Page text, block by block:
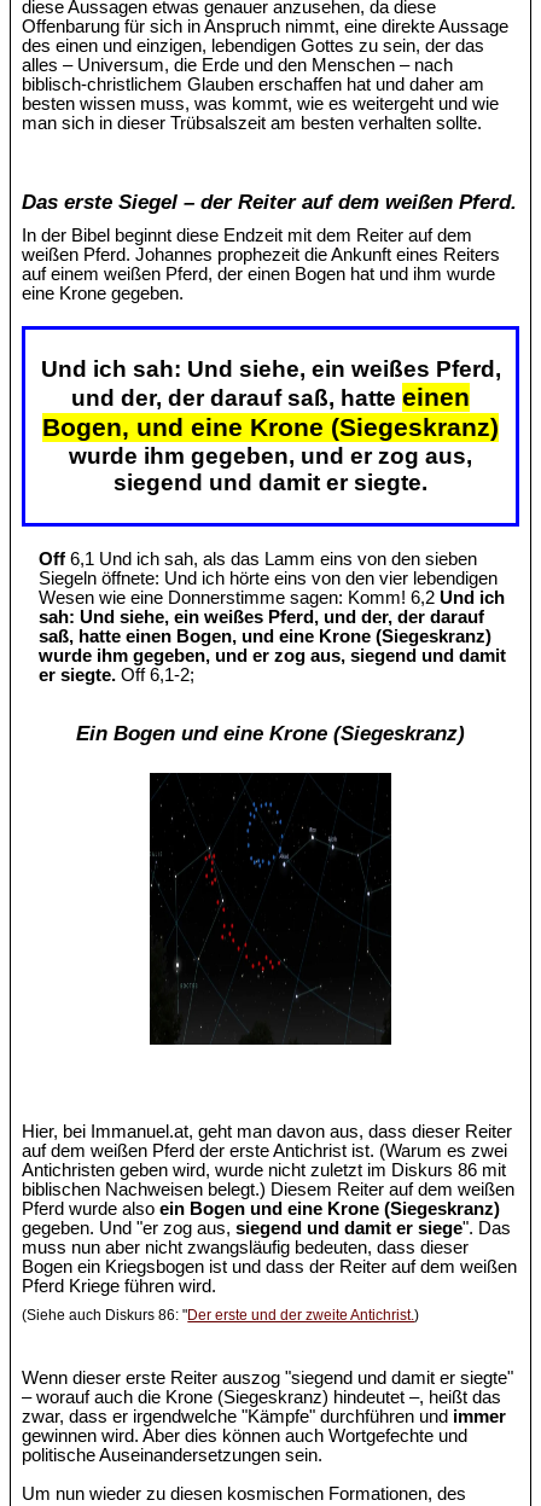
diese Aussagen etwas genauer anzusehen, da diese
Offenbarung für sich in Anspruch nimmt, eine direkte Aussage
des einen und einzigen, lebendigen Gottes zu sein, der das
alles – Universum, die Erde und den Menschen – nach
biblisch-christlichem Glauben erschaffen hat und daher am
besten wissen muss, was kommt, wie es weitergeht und wie
man sich in dieser Trübsalszeit am besten verhalten sollte.
Das erste Siegel – der Reiter auf dem weißen Pferd.
In der Bibel beginnt diese Endzeit mit dem Reiter auf dem
weißen Pferd. Johannes prophezeit die Ankunft eines Reiters
auf einem weißen Pferd, der einen Bogen hat und ihm wurde
eine Krone gegeben.
Und ich sah: Und siehe, ein weißes Pferd,
und der, der darauf saß, hatte einen
Bogen, und eine Krone (Siegeskranz)
wurde ihm gegeben, und er zog aus,
siegend und damit er siegte.
Off 6,1 Und ich sah, als das Lamm eins von den sieben
Siegeln öffnete: Und ich hörte eins von den vier lebendigen
Wesen wie eine Donnerstimme sagen: Komm! 6,2Und ich
sah: Und siehe, ein weißes Pferd, und der, der darauf
saß, hatte einen Bogen, und eine Krone (Siegeskranz)
wurde ihm gegeben, und er zog aus, siegend und damit
er siegte. Off 6,1-2;
Ein Bogen und eine Krone (Siegeskranz)
Hier, bei Immanuel.at, geht man davon aus, dass dieser Reiter
auf dem weißen Pferd der erste Antichrist ist. (Warum es zwei
Antichristen geben wird, wurde nicht zuletzt im Diskurs 86 mit
biblischen Nachweisen belegt.) Diesem Reiter auf dem weißen
Pferd wurde alsoein Bogen und eine Krone (Siegeskranz)
gegeben. Und "er zog aus,siegend und damit er siege". Das
muss nun aber nicht zwangsläufig bedeuten, dass dieser
Bogen ein Kriegsbogen ist und dass der Reiter auf dem weißen
Pferd Kriege führen wird.
(Siehe auch Diskurs 86: "Der erste und der zweite Antichrist.)
Wenn dieser erste Reiter auszog "siegend und damit er siegte"
– worauf auch die Krone (Siegeskranz) hindeutet –, heißt das
zwar, dass er irgendwelche "Kämpfe" durchführen und immer
gewinnen wird. Aber dies können auch Wortgefechte und
politische Auseinandersetzungen sein.
Um nun wieder zu diesen kosmischen Formationen, des